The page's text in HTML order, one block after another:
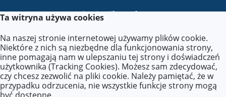
Lokalizacja
Bertolta Brechta 8,
03-472 Warszawa
Kontakt
Ta witryna używa cookies
Na naszej stronie internetowej używamy plików cookie.
Niektóre z nich są niezbędne dla funkcjonowania strony,
inne pomagają nam w ulepszaniu tej strony i doświadczeń
użytkownika (Tracking Cookies). Możesz sam zdecydować,
czy chcesz zezwolić na pliki cookie. Należy pamiętać, że w
przypadku odrzucenia, nie wszystkie funkcje strony mogą